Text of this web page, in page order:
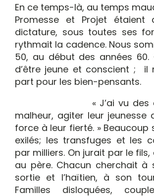
En ce temps-là, au temps
Promesse et Projet étaient
dictature, sous toutes ses
rythmait la cadence. Nous
50, au début des années 60.
d’être jeune et conscient ; il
part pour les bien-pensants.
« J’ai vu des
malheur, agiter leur jeunesse
force à leur fierté. »
exilés; les transfuges et les
par milliers. On jurait par le
au père. Chacun cherchait
sortie et l’haïtien, à son
Familles disloquées,